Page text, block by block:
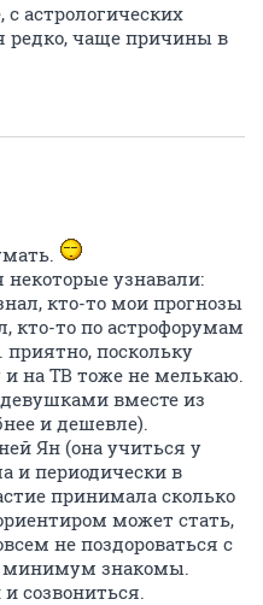
астрологических
редко, чаще причины в
узнавали:
кто-то мои прогнозы
кто-то по астрофорумам
поскольку
и на ТВ тоже не мелькаю.
вместе из
и дешевле).
Ян (она учиться у
и периодически в
принимала сколько
может стать,
не поздороваться с
минимум знакомы.
созвониться.